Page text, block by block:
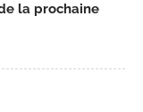
la prochaine